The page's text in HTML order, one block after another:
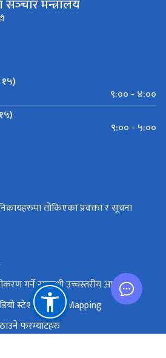
मन्त्रालय
१५)
९:०० - ४:००
९:०० - ५:००
तोकिएका प्रवक्ता र सूचना
गर्ने सम्बन्धी उच्चस्तरीय आयोग
स्टेशनको GIS Mapping
फरम्याटहरु